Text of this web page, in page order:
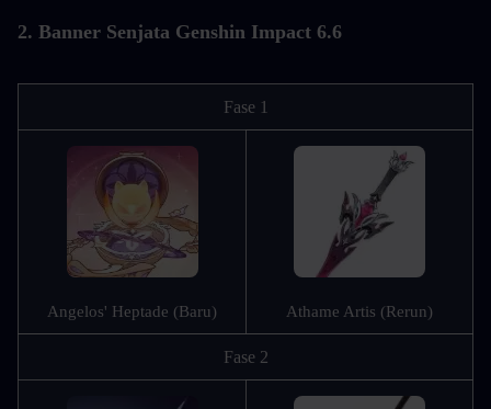
2. Banner Senjata Genshin Impact 6.6
Fase 1
Angelos' Heptade (Baru) Athame Artis (Rerun)
Fase 2